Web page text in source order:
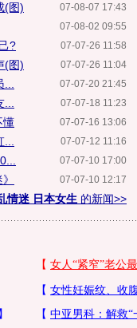
07-08-07 17:43
(图)
07-08-02 09:55
07-07-26 11:58
?
07-07-26 11:04
(图)
07-07-20 21:45
07-07-18 11:23
07-07-16 13:06
懂
07-07-12 11:16
07-07-10 17:00
07-07-10 12:17
情迷 日本女生 的新闻>>